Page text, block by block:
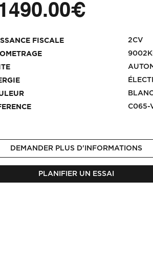
FISCALE 2CV
C065-
DEMANDER PLUS D'INFORMATIONS
PLANIFIER UN ESSAI